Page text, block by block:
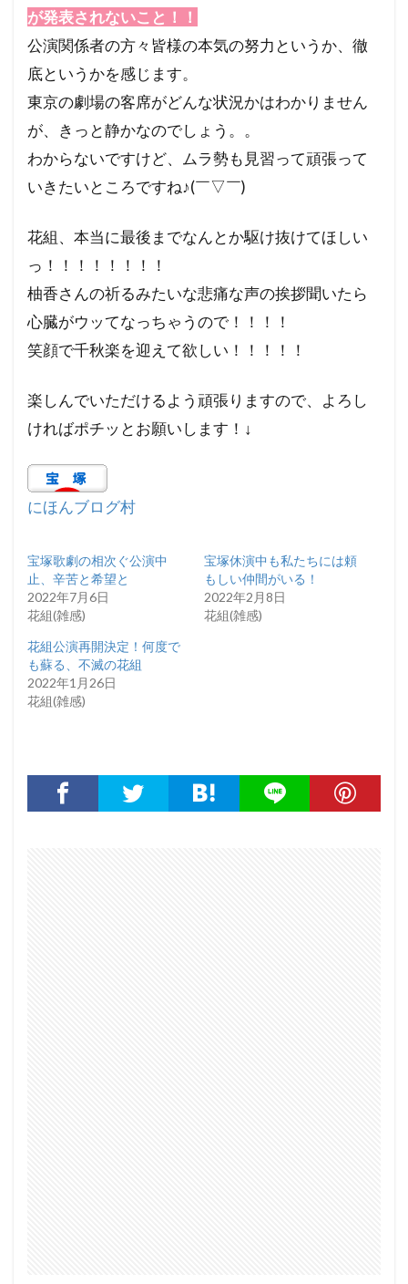
が発表されないこと！！
公演関係者の方々皆様の本気の努力というか、徹
底というかを感じます。
東京の劇場の客席がどんな状況かはわかりません
が、きっと静かなのでしょう。。
わからないですけど、ムラ勢も見習って頑張って
いきたいところですね♪(￣▽￣)
花組、本当に最後までなんとか駆け抜けてほしい
っ！！！！！！！！
柚香さんの祈るみたいな悲痛な声の挨拶聞いたら
心臓がウッてなっちゃうので！！！！
笑顔で千秋楽を迎えて欲しい！！！！！
楽しんでいただけるよう頑張りますので、よろし
ければポチッとお願いします！↓
にほんブログ村
宝塚歌劇の相次ぐ公演中
止、辛苦と希望と
2022年7月6日
花組(雑感)
宝塚休演中も私たちには頼
もしい仲間がいる！
2022年2月8日
花組(雑感)
花組公演再開決定！何度で
も蘇る、不滅の花組
2022年1月26日
花組(雑感)